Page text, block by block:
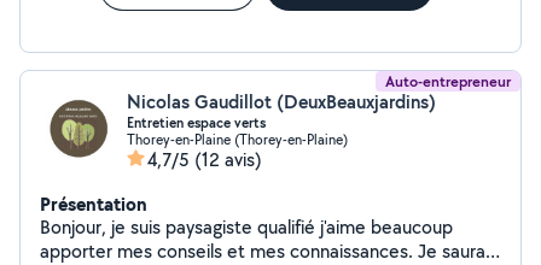
Auto-entrepreneur
Nicolas Gaudillot (DeuxBeauxjardins)
Entretien espace verts
Thorey-en-Plaine (Thorey-en-Plaine)
4,7/5 (12 avis)
Présentation
Bonjour, je suis paysagiste qualifié j'aime beaucoup
apporter mes conseils et mes connaissances. Je saurai